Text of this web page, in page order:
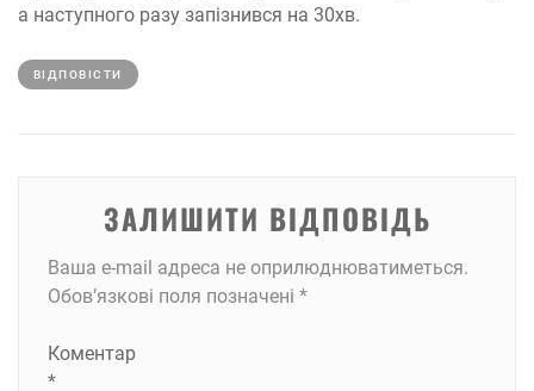
а наступного разу запізнився на 30хв.
ВІДПОВІCТИ
ЗАЛИШИТИ ВІДПОВІДЬ
Ваша e-mail адреса не оприлюднюватиметься.
Обов’язкові поля позначені *
Коментар
*